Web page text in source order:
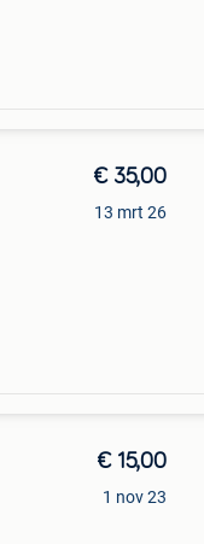
€ 35,00
13 mrt 26
€ 15,00
1 nov 23